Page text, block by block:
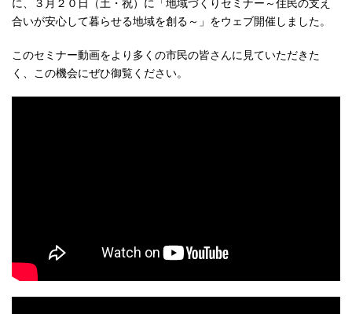
合いが安心して暮らせる地域を創る～」をウェブ開催しました。
このセミナー動画をより多くの市民の皆さんに見ていただきた
く、この機会にぜひ御覧ください。